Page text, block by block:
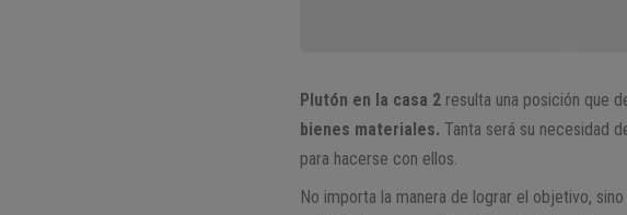
Plutón en la casa 2 resulta una posición que
bienes materiales. Tanta será su necesidad
para hacerse con ellos.
No importa la manera de lograr el objetivo,